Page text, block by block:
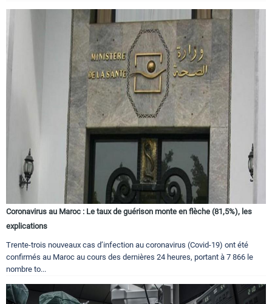
Coronavirus au Maroc : Le taux de guérison monte en flèche (81,5%), les
explications
Trente-trois nouveaux cas d’infection au coronavirus (Covid-19) ont été
confirmés au Maroc au cours des dernières 24 heures, portant à 7 866 le
nombre to...